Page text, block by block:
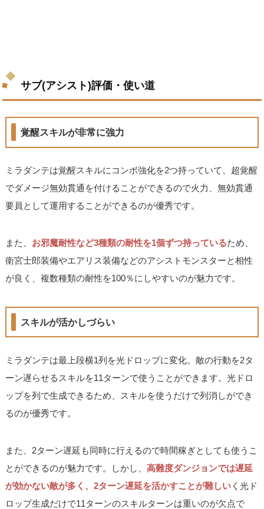
サブ(アシスト)評価・使い道
覚醒スキルが非常に強力
ミラダンテは覚醒スキルにコンボ強化を2つ持っていて、超覚醒
でダメージ無効貫通を付けることができるので火力、無効貫通
要員として運用することができるのが優秀です。
また、 お邪魔耐性など3種類の耐性を1個ずつ持っているため、
衛宮士郎装備やエアリス装備などのアシストモンスターと相性
が良く、複数種類の耐性を100％にしやすいのが魅力です。
スキルが活かしづらい
ミラダンテは最上段横1列を光ドロップに変化。敵の行動を2タ
ーン遅らせるスキルを11ターンで使うことができます。光ドロ
ップを列で生成できるため、スキルを使うだけで列消しができ
るのが優秀です。
また、2ターン遅延も同時に行えるので時間稼ぎとしても使うこ
とができるのが魅力です。しかし、高難度ダンジョンでは遅延
が効かない敵が多く、2ターン遅延を活かすことが難しい く光ド
ロップ生成だけで11ターンのスキルターンは重いのが欠点で